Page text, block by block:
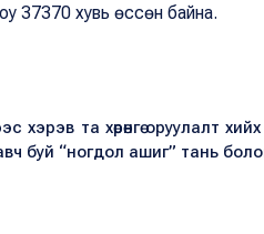
37370 хувь өссөн байна.
хэрэв та хөрөнгө оруулалт
буй “ногдол ашиг” тань